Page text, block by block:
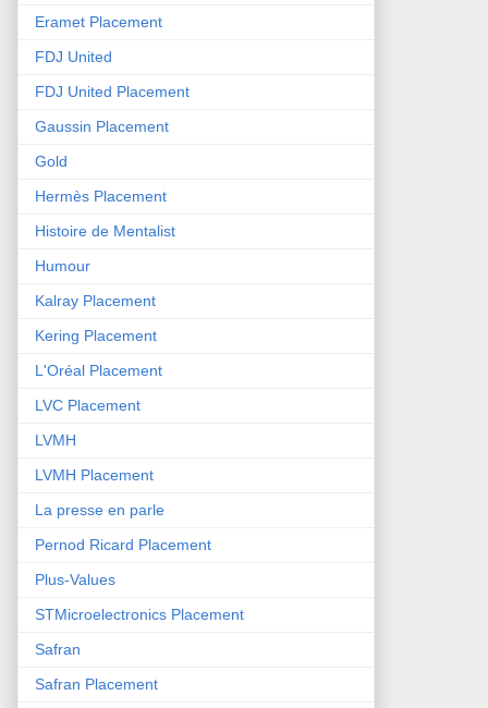
Eramet Placement
FDJ United
FDJ United Placement
Gaussin Placement
Gold
Hermès Placement
Histoire de Mentalist
Humour
Kalray Placement
Kering Placement
L'Oréal Placement
LVC Placement
LVMH
LVMH Placement
La presse en parle
Pernod Ricard Placement
Plus-Values
STMicroelectronics Placement
Safran
Safran Placement